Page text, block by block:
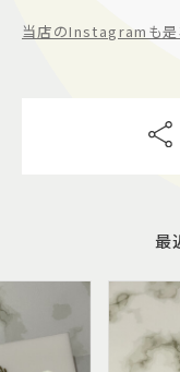
当店のInstagramも是
最